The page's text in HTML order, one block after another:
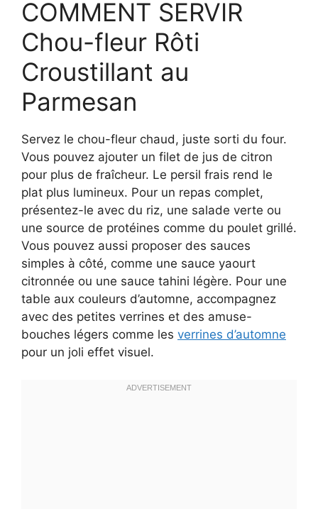
COMMENT SERVIR
Chou-fleur Rôti
Croustillant au
Parmesan
Servez le chou-fleur chaud, juste sorti du four.
Vous pouvez ajouter un filet de jus de citron
pour plus de fraîcheur. Le persil frais rend le
plat plus lumineux. Pour un repas complet,
présentez-le avec du riz, une salade verte ou
une source de protéines comme du poulet grillé.
Vous pouvez aussi proposer des sauces
simples à côté, comme une sauce yaourt
citronnée ou une sauce tahini légère. Pour une
table aux couleurs d’automne, accompagnez
avec des petites verrines et des amuse-
bouches légers comme les verrines d’automne
pour un joli effet visuel.